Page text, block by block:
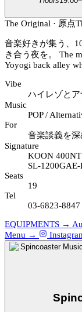
The Original · 原点
音楽好きが集う、
き合う夜を。
The
Yoyogi back alley
Vibe
ハイレゾとア
Music
POP /
For
音楽談義を
Signature
KOON
SL-1200GAE-
Seats
19
Tel
03-6823-8847
EQUIPMENTS →
Menu →